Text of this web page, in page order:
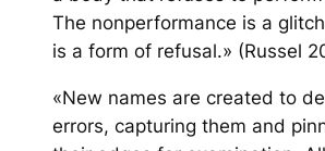
The nonperformance is a
is a form of refusal.» (Russel
«New names are created to
errors, capturing them and